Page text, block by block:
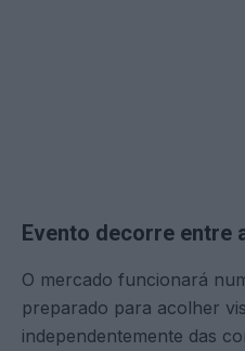
Evento decorre entre
O mercado funcionará
preparado para acolher
independentemente das